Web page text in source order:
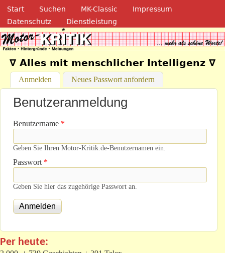
Direkt zum Inhalt
Navigation
Start Suchen MK-Classic
Impressum
Datenschutz
Dienstleistung
Motor-Kritik.de
∇ Alles mit menschlicher Intelligenz ∇
Anmelden (aktiver Reiter)
Neues Passwort anfordern
Benutzeranmeldung
Benutzername *
Geben Sie Ihren Motor-Kritik.de-Benutzernamen ein.
Passwort *
Geben Sie hier das zugehörige Passwort an.
Per heute: